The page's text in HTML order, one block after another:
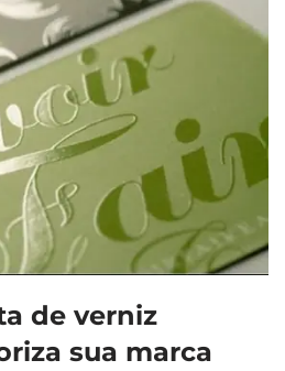
de verniz
sua marca